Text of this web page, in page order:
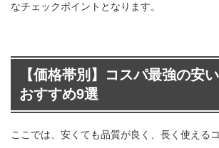
なチェックポイントとなります。
【価格帯別】コスパ最強の安
おすすめ9選
ここでは、安くても品質が良く、長く使える